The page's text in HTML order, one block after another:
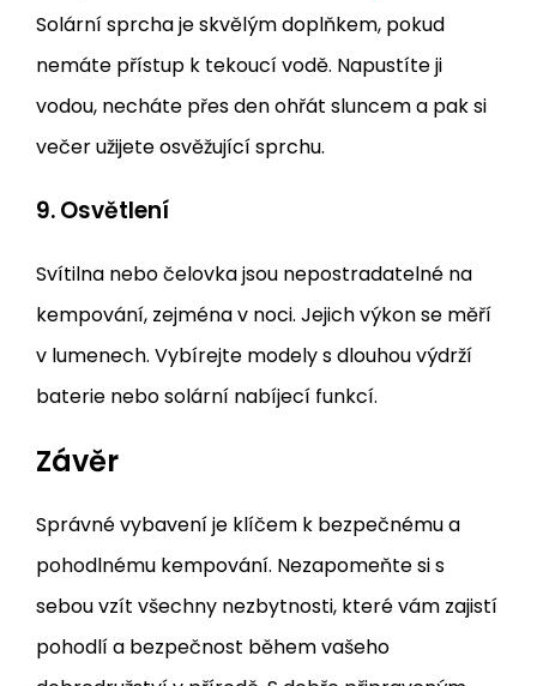
Solární sprcha je skvělým doplňkem, pokud
nemáte přístup k tekoucí vodě. Napustíte ji
vodou, necháte přes den ohřát sluncem a pak si
večer užijete osvěžující sprchu.
9.Osvětlení
Svítilna nebo čelovka jsou nepostradatelné na
kempování, zejména v noci. Jejich výkon se měří
v lumenech. Vybírejte modely s dlouhou výdrží
baterie nebo solární nabíjecí funkcí.
Závěr
Správné vybavení je klíčem k bezpečnému a
pohodlnému kempování. Nezapomeňte si s
sebou vzít všechny nezbytnosti, které vám zajistí
pohodlí a bezpečnost během vašeho